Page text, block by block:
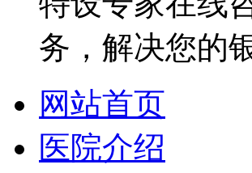
务，解决您的
网站首页
医院介绍